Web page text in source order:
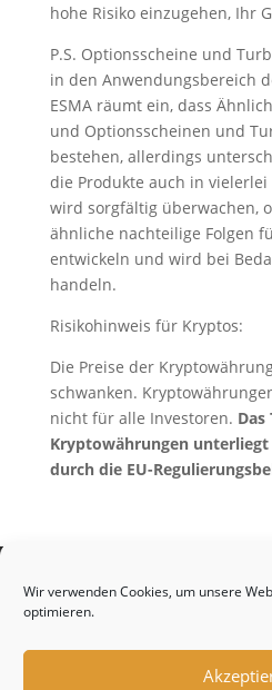
Wir verwenden Cookies, um unsere
optimieren.
hohe Risiko einzugehen, Ihr
P.S. Optionsscheine und
in den Anwendungsbereich
ESMA räumt ein, dass
und Optionsscheinen und
bestehen, allerdings
die Produkte auch in vielerlei
wird sorgfältig überwachen,
ähnliche nachteilige Folgen
entwickeln und wird bei
handeln.
Risikohinweis für Kryptos:
Die Preise der
schwanken.
nicht für alle Investoren.
Kryptowährungen
durch die EU-
Collective2
eToro Social
Social Trading mit
ZuluTrade – historischer